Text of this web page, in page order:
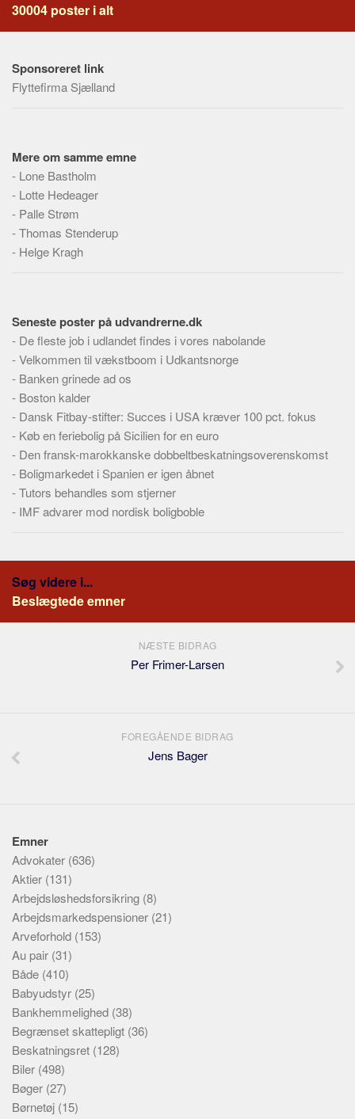
Dokumenttyper
Skribenter
Personer
Om
Webstedet
Forhistorien
Redigering
Hjælp
30004 poster i alt
Sponsoreret link
Flyttefirma Sjælland
Mere om samme emne
- Lone Bastholm
- Lotte Hedeager
- Palle Strøm
-Thomas Stenderup
- Helge Kragh
Seneste poster på udvandrerne.dk
- De fleste job i udlandet findes i vores nabolande
-Velkommen til vækstboom i Udkantsnorge
- Banken grinede ad os
- Boston kalder
- Dansk Fitbay-stifter: Succes i USA kræver 100 pct. fokus
- Køb en feriebolig på Sicilien for en euro
- Den fransk-marokkanske dobbeltbeskatningsoverenskomst
- Boligmarkedet i Spanien er igen åbnet
-Tutors behandles som stjerner
- IMF advarer mod nordisk boligboble
Søg videre i...
Beslægtede emner
NÆSTE BIDRAG
Per Frimer-Larsen
FOREGÅENDE BIDRAG
Jens Bager
Emner
Advokater (636)
Aktier (131)
Arbejdsløshedsforsikring (8)
Arbejdsmarkedspensioner (21)
Arveforhold (153)
Au pair (31)
Både (410)
Babyudstyr (25)
Bankhemmelighed (38)
Begrænset skattepligt (36)
Beskatningsret (128)
Biler (498)
Bøger (27)
Børnetøj (15)